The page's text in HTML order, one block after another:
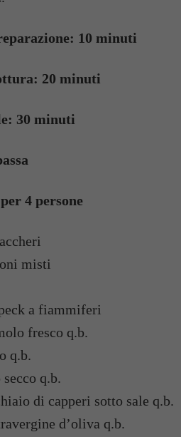
10 minuti
20 minuti
30 minuti
4 persone
misti
a fiammiferi
fresco q.b.
q.b.
q.b.
di capperi sotto sale q.b.
d’oliva q.b.